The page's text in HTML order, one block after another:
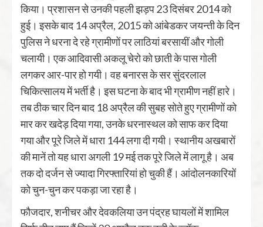
किया। प्रशासन से उनकी पहली झड़प 23 दिसंबर 2014 को
हुई। इसके बाद 14 अप्रैल, 2015 को आंबेडकर जयन्‍ती के दिन
पुलिस ने धरना दे रहे ग्रामीणों पर लाठियां बरसायीं और गोली
चलायी। एक आदिवासी अकलू चेरो को छाती के पास गोली
लगकर आर-पार हो गयी। वह बनारस के सर सुंदरलाल
चिकित्‍सालय में भर्ती है। इस घटना के बाद भी ग्रामीण नहीं हारे।
तब ठीक चार दिन बाद 18 अप्रैल की सुबह सोते हुए ग्रामीणों को
मार कर खदेड़ दिया गया, उनके धरनास्‍थल को साफ कर दिया
गया और पूरे जिले में धारा 144 लगा दी गयी। स्‍थानीय अखबारों
की मानें तो यह धारा अगली 19 मई तक पूरे जिले में लागू है। अब
तक दो दर्जन से ज्‍यादा गिरफ्तारियां हो चुकी हैं। आंदोलनकारियों
को चुन-चुन कर पकड़ा जा रहा है।
फौजदार, शनीचर और देवकलिया उन पंद्रह घायलों में शामिल